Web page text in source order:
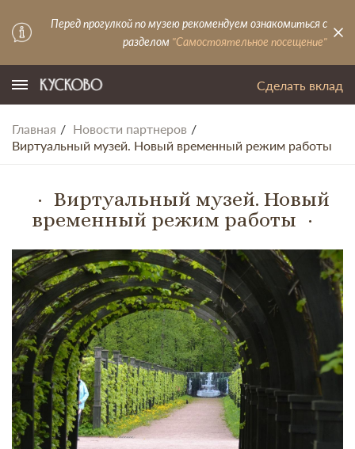
Перед прогулкой по музею рекомендуем ознакомиться с
разделом "Самостоятельное посещение"
Сделать вклад
Главная
Новости партнеров
Виртуальный музей. Новый временный режим работы
Виртуальный музей. Новый
временный режим работы